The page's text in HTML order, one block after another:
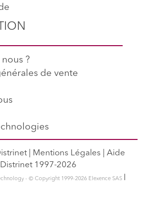
?
de vente
Mentions Légales
Aide
1997-2026
- © Copyright 1999-2026 Elexence SAS